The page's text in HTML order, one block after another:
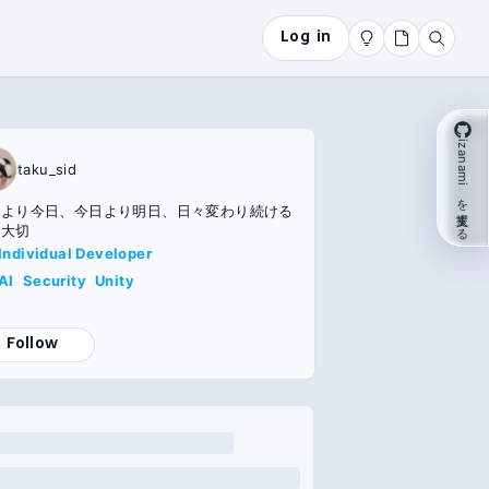
Log in
taku_sid
り今日、今日より明日、日々変わり続ける
切
Developer
Security Unity
Follow
izanami を支援する